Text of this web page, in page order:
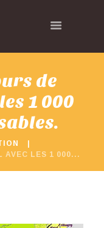
de
1 000
AVEC LES 1 000...